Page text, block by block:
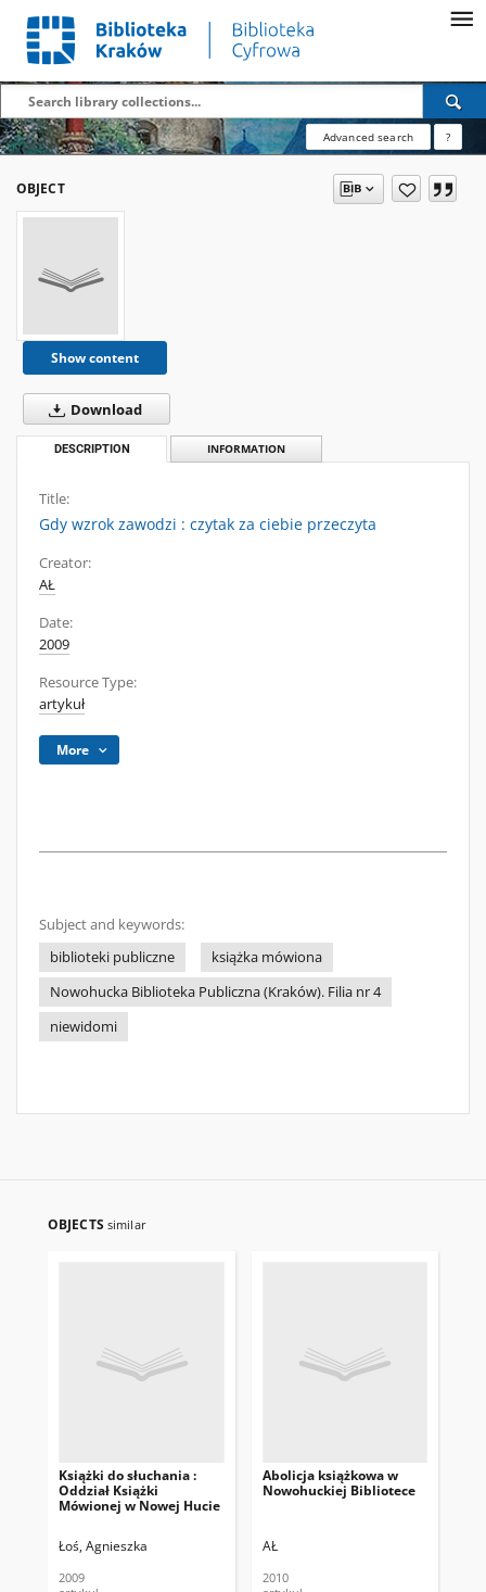
Advanced search ?
OBJECT
Show content
Download
DESCRIPTION INFORMATION
Title:
Gdy wzrok zawodzi : czytak za ciebie przeczyta
Creator:
AŁ
Date:
2009
Resource Type:
artykuł
More
Subject and keywords:
biblioteki publiczne
książka mówiona
Nowohucka Biblioteka Publiczna (Kraków). Filia nr 4
niewidomi
OBJECTS similar
Książki do słuchania :
Oddział Książki
Mówionej w Nowej Hucie
Łoś, Agnieszka
2009
Abolicja książkowa w
Nowohuckiej Bibliotece
AŁ
2010